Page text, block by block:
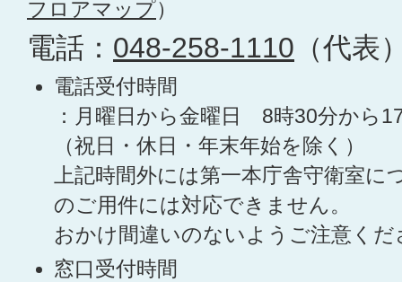
フロアマップ）
電話： 048-258-1110 （代表
電話受付時間
：月曜日から金曜日 8時30分から
（祝日・休日・年末年始を除く）
上記時間外には第一本庁舎守衛室に
のご用件には対応できません。
おかけ間違いのないようご注意くだ
窓口受付時間